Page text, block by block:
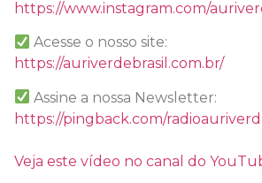
https://www.instagram.com/
Acesse o nosso site:
https://auriverdebrasil.com.br/
Assine a nossa Newsletter:
https://pingback.com/
Veja este vídeo no canal do